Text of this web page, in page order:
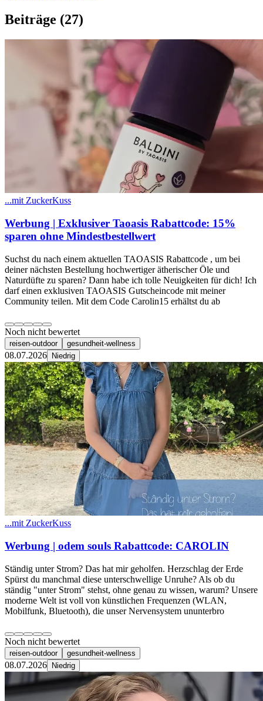
Beiträge (27)
...mit ZuckerKuss
Werbung | Exklusiver Taoasis Rabattcode: 15%
sparen ohne Mindestbestellwert
​Suchst du nach einem aktuellen TAOASIS Rabattcode , um bei
deiner nächsten Bestellung hochwertiger ätherischer Öle und
Naturdüfte zu sparen? Dann habe ich tolle Neuigkeiten für dich! Ich
darf einen exklusiven TAOASIS Gutscheincode mit meiner
Community teilen. ​Mit dem Code Carolin15 erhältst du ab
Noch nicht bewertet
reisen-outdoor gesundheit-wellness
08.07.2026 Niedrig
...mit ZuckerKuss
Werbung | odem souls Rabattcode: CAROLIN
Ständig unter Strom? Das hat mir geholfen. Herzschlag der Erde
Spürst du manchmal diese unterschwellige Unruhe? Als ob du
ständig "unter Strom" stehst, ohne genau zu wissen, warum? Unsere
moderne Welt ist voll von künstlichen Frequenzen (WLAN,
Mobilfunk, Bluetooth), die unser Nervensystem ununterbro
Noch nicht bewertet
reisen-outdoor gesundheit-wellness
08.07.2026 Niedrig